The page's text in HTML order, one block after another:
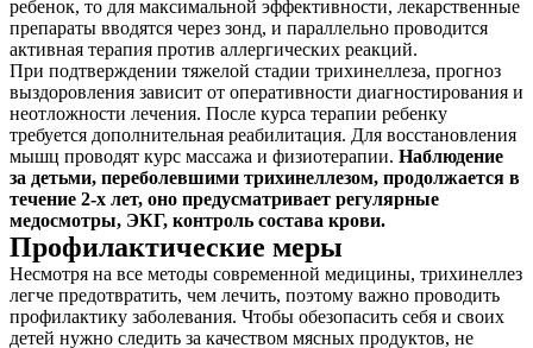
ребенок, то для максимальной эффективности, лекарственные
препараты вводятся через зонд, и параллельно проводится
активная терапия против аллергических реакций.
При подтверждении тяжелой стадии трихинеллеза, прогноз
выздоровления зависит от оперативности диагностирования и
неотложности лечения. После курса терапии ребенку
требуется дополнительная реабилитация. Для восстановления
мышц проводят курс массажа и физиотерапии. Наблюдение
за детьми, переболевшими трихинеллезом, продолжается в
течение 2-х лет, оно предусматривает регулярные
медосмотры, ЭКГ, контроль состава крови.
Профилактические меры
Несмотря на все методы современной медицины, трихинеллез
легче предотвратить, чем лечить, поэтому важно проводить
профилактику заболевания. Чтобы обезопасить себя и своих
детей нужно следить за качеством мясных продуктов, не